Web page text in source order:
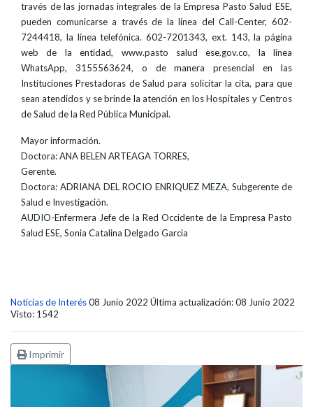
través de las jornadas integrales de la Empresa Pasto Salud ESE,
pueden comunicarse a través de la línea del Call-Center, 602-
7244418, la línea telefónica. 602-7201343, ext. 143, la página
web de la entidad, www.pasto salud ese.gov.co, la línea
WhatsApp, 3155563624, o de manera presencial en las
Instituciones Prestadoras de Salud para solicitar la cita, para que
sean atendidos y se brinde la atención en los Hospitales y Centros
de Salud de la Red Pública Municipal.
Mayor información.
Doctora: ANA BELEN ARTEAGA TORRES,
Gerente.
Doctora: ADRIANA DEL ROCIO ENRIQUEZ MEZA, Subgerente de
Salud e Investigación.
AUDIO-Enfermera Jefe de la Red Occidente de la Empresa Pasto
Salud ESE, Sonia Catalina Delgado Garcia
Noticias de Interés08 Junio 2022 Última actualización: 08 Junio 2022
Visto: 1542
Imprimir